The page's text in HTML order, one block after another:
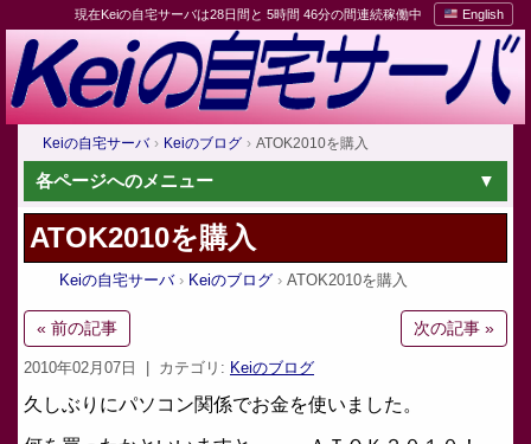
現在Keiの自宅サーバは28日間と 5時間 46分の間連続稼働中 English
Keiの自宅サーバ Keiのブログ ATOK2010を購入
各ページへのメニュー
ATOK2010を購入
Keiの自宅サーバ Keiのブログ ATOK2010を購入
« 前の記事 次の記事 »
2010年02月07日 | カテゴリ: Keiのブログ
久しぶりにパソコン関係でお金を使いました。